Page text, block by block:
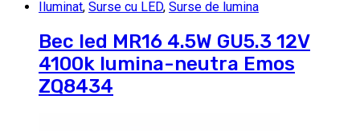
Iluminat, Surse cu LED, Surse de lumina
Bec led MR16 4.5W GU5.3 12V
4100k lumina-neutra Emos
ZQ8434